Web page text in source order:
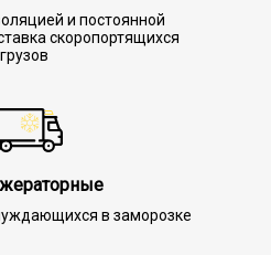
и постоянной
скоропортящихся
грузов
в заморозке